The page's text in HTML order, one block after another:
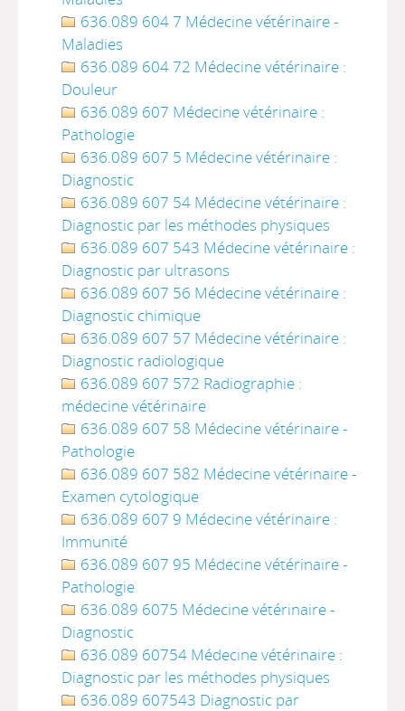
636.089 604 7 Médecine vétérinaire -
Maladies
636.089 604 72 Médecine vétérinaire :
Douleur
636.089 607 Médecine vétérinaire :
Pathologie
636.089 607 5 Médecine vétérinaire :
Diagnostic
636.089 607 54 Médecine vétérinaire :
Diagnostic par les méthodes physiques
636.089 607 543 Médecine vétérinaire :
Diagnostic par ultrasons
636.089 607 56 Médecine vétérinaire :
Diagnostic chimique
636.089 607 57 Médecine vétérinaire :
Diagnostic radiologique
636.089 607 572 Radiographie :
médecine vétérinaire
636.089 607 58 Médecine vétérinaire -
Pathologie
636.089 607 582 Médecine vétérinaire -
Examen cytologique
636.089 607 9 Médecine vétérinaire :
Immunité
636.089 607 95 Médecine vétérinaire -
Pathologie
636.089 6075 Médecine vétérinaire -
Diagnostic
636.089 60754 Médecine vétérinaire :
Diagnostic par les méthodes physiques
636.089 607543 Diagnostic par